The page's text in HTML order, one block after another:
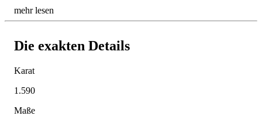
mehr lesen
Die exakten Details
Karat
1.590
Maße